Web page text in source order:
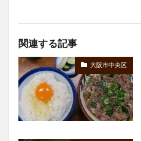
関連する記事
大阪市中央区